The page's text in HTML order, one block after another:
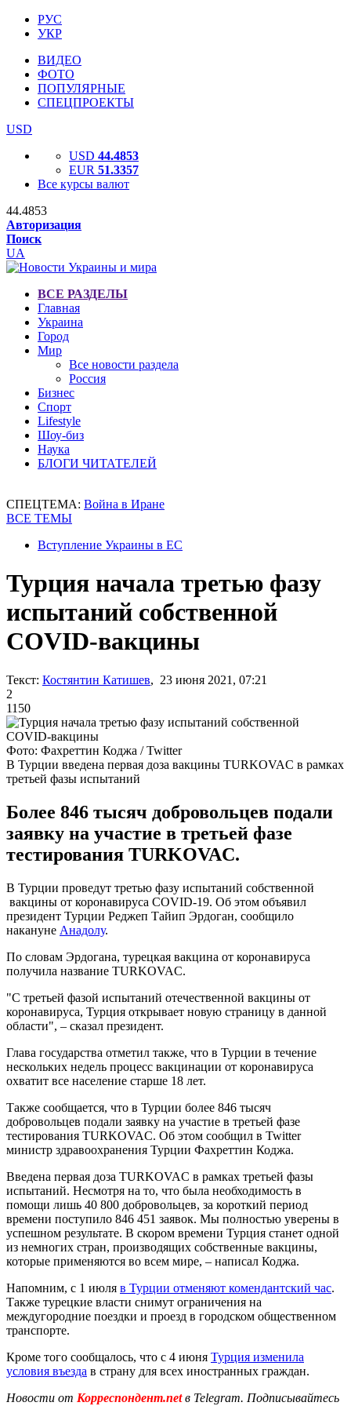
РУС
УКР
ВИДЕО
ФОТО
ПОПУЛЯРНЫЕ
СПЕЦПРОЕКТЫ
USD
USD 44.4853
EUR 51.3357
Все курсы валют
44.4853
Авторизация
Поиск
UA
ВСЕ РАЗДЕЛЫ
Главная
Украина
Город
Мир
Все новости раздела
Россия
Бизнес
Спорт
Lifestyle
Шоу-биз
Наука
БЛОГИ ЧИТАТЕЛЕЙ
СПЕЦТЕМА: Война в Иране
ВСЕ ТЕМЫ
Вступление Украины в ЕС
Турция начала третью фазу
испытаний собственной
COVID-вакцины
Текст: Костянтин Катишев, 23 июня 2021, 07:21
2
1150
Фото: Фахреттин Коджа / Twitter
В Турции введена первая доза вакцины TURKOVAC в рамках
третьей фазы испытаний
Более 846 тысяч добровольцев подали
заявку на участие в третьей фазе
тестирования TURKOVAC.
В Турции проведут третью фазу испытаний собственной
вакцины от коронавируса COVID-19. Об этом объявил
президент Турции Реджеп Тайип Эрдоган, сообщило
накануне Анадолу.
По словам Эрдогана, турецкая вакцина от коронавируса
получила название TURKOVAC.
"C третьей фазой испытаний отечественной вакцины от
коронавируса, Турция открывает новую страницу в данной
области", – сказал президент.
Глава государства отметил также, что в Турции в течение
нескольких недель процесс вакцинации от коронавируса
охватит все население старше 18 лет.
Также сообщается, что в Турции более 846 тысяч
добровольцев подали заявку на участие в третьей фазе
тестирования TURKOVAC. Об этом сообщил в Twitter
министр здравоохранения Турции Фахреттин Коджа.
Введена первая доза TURKOVAC в рамках третьей фазы
испытаний. Несмотря на то, что была необходимость в
помощи лишь 40 800 добровольцев, за короткий период
времени поступило 846 451 заявок. Мы полностью уверены в
успешном результате. В скором времени Турция станет одной
из немногих стран, производящих собственные вакцины,
которые применяются во всем мире, – написал Коджа.
Напомним, с 1 июля в Турции отменяют комендантский час.
Также турецкие власти снимут ограничения на
междугородние поездки и проезд в городском общественном
транспорте.
Кроме того сообщалось, что с 4 июня Турция изменила
условия въезда в страну для всех иностранных граждан.
Новости от Корреспондент.netв Telegram. Подписывайтесь